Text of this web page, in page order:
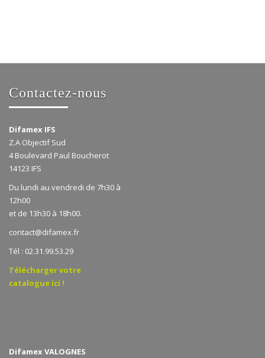
Contactez-nous
Difamex IFS
Z.A Objectif Sud
4 Boulevard Paul Boucherot
14123 IFS
Du lundi au vendredi de 7h30 à
12h00
et de 13h30 à 18h00.
contact@difamex.fr
Tél : 02.31.99.53.29
Télécharger votre
catalogue ici !
Difamex VALOGNES